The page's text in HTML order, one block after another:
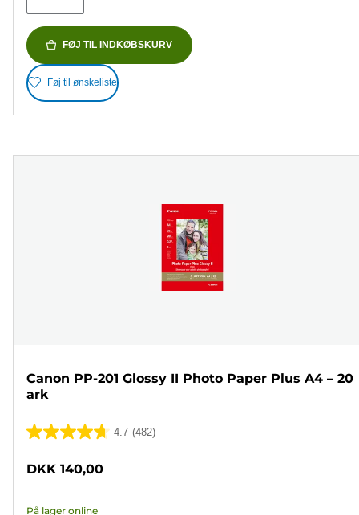
FØJ TIL INDKØBSKURV
Føj til ønskeliste
Canon PP-201 Glossy II Photo Paper Plus A4 – 20
ark
4.7 (482)
4.7
af
DKK 140,00
På lager online